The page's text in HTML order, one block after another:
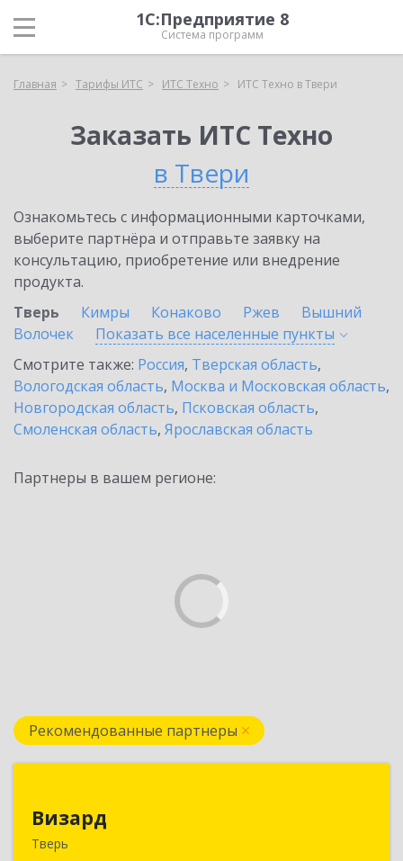
1С:Предприятие 8
Система программ
Главная Тарифы ИТС ИТС Техно ИТС Техно в Твери
Заказать ИТС Техно
в Твери
Ознакомьтесь с информационными карточками,
выберите партнёра и отправьте заявку на
консультацию, приобретение или внедрение
продукта.
Тверь
Кимры Конаково Ржев
Вышний
Волочек
Показать все населенные пункты
Смотрите также: Россия, Тверская область,
Вологодская область, Москва и Московская область,
Новгородская область, Псковская область,
Смоленская область, Ярославская область
Партнеры в вашем регионе:
Рекомендованные партнеры
Визард
Тверь
170006, Тверская обл, Тверь г, Учительская ул,